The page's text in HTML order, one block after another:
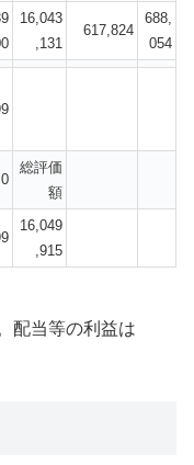
16,043
,131
617,824
688,
054
0
総評価
額
16,049
,915
配当等の利益は